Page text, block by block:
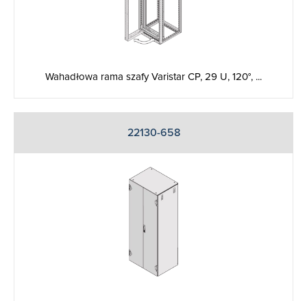
Wahadłowa rama szafy Varistar CP, 29 U, 120°, ...
22130-658